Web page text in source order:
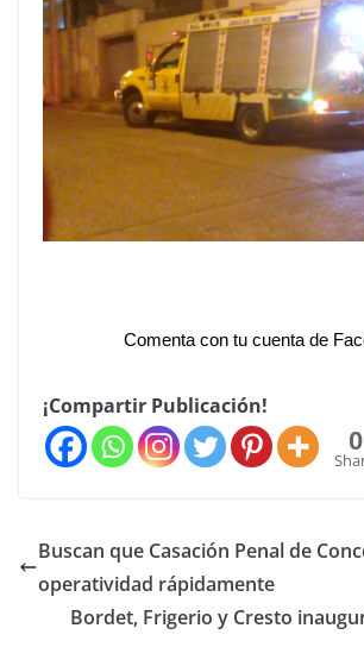
Comenta con tu cuenta de
¡Compartir Publicación!
0
Buscan que Casación Penal de
operatividad rápidamente
Bordet, Frigerio y Cresto